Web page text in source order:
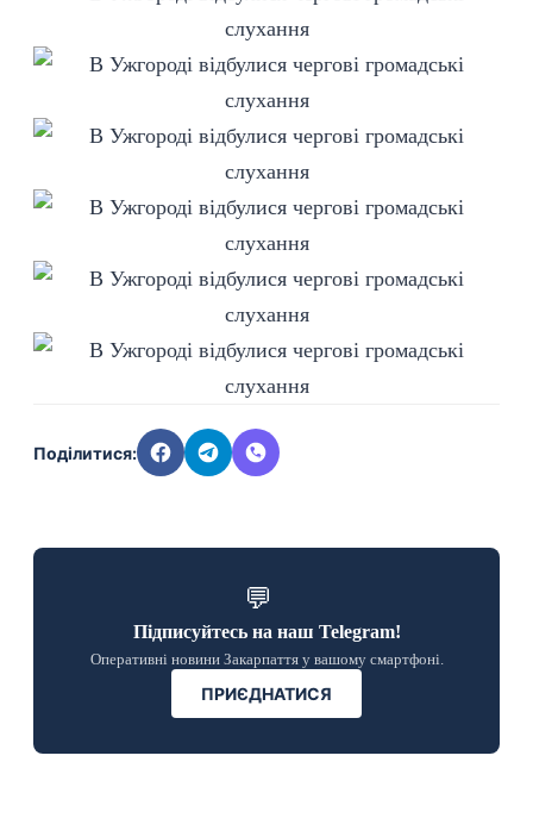
Поділитися:
💬
Підписуйтесь на наш Telegram!
Оперативні новини Закарпаття у вашому смартфоні.
ПРИЄДНАТИСЯ